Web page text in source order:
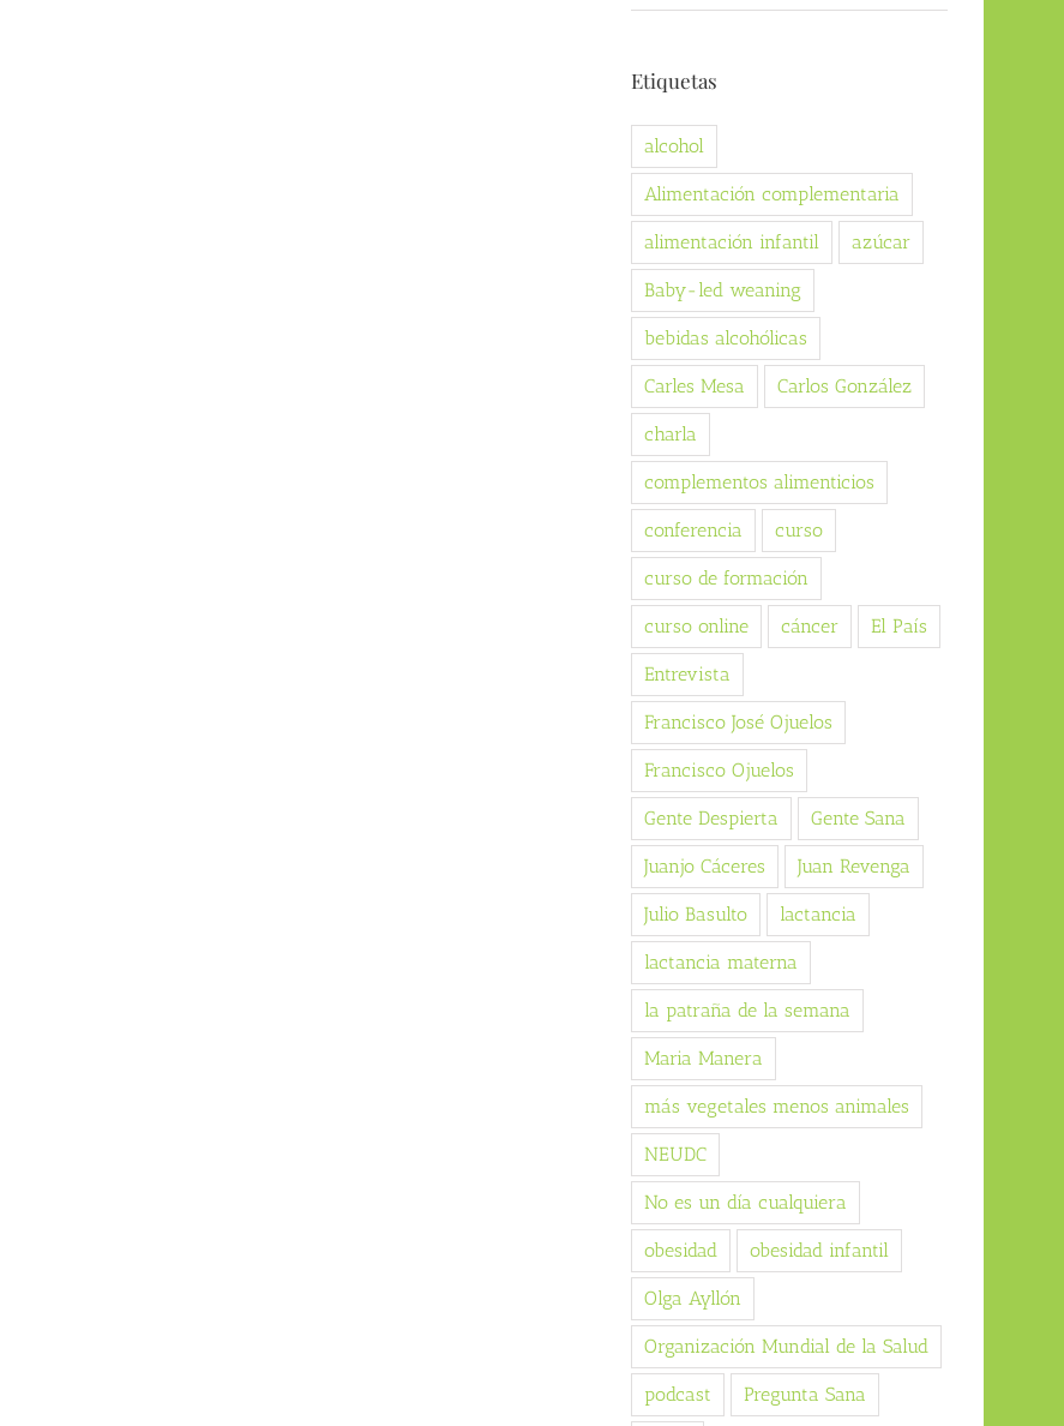
Etiquetas
alcohol
Alimentación complementaria
alimentación infantil azúcar
Baby-led weaning
bebidas alcohólicas
Carles Mesa Carlos González
charla
complementos alimenticios
conferencia curso
curso de formación
curso online cáncer El País
Entrevista
Francisco José Ojuelos
Francisco Ojuelos
Gente Despierta Gente Sana
Juanjo Cáceres Juan Revenga
Julio Basulto lactancia
lactancia materna
la patraña de la semana
Maria Manera
más vegetales menos animales
NEUDC
No es un día cualquiera
obesidad obesidad infantil
Olga Ayllón
Organización Mundial de la Salud
podcast Pregunta Sana